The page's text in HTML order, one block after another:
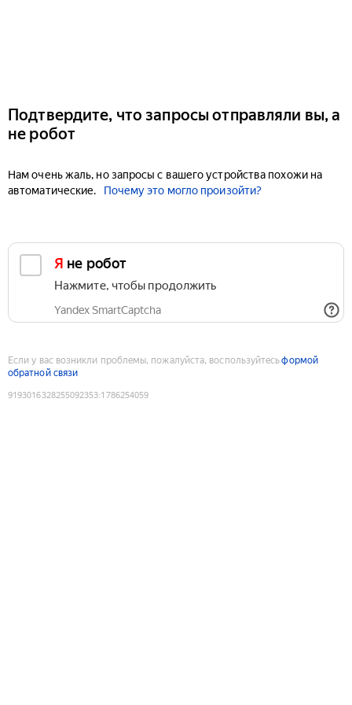
Подтвердите, что запросы отправляли вы, а
не робот
Нам очень жаль, но запросы с вашего устройства похожи на
автоматические.
Почему это могло произойти?
Я не робот
Нажмите, чтобы продолжить
Yandex SmartCaptcha
Если у вас возникли проблемы, пожалуйста, воспользуйтесьформой
обратной связи
9193016328255092353:1786254059